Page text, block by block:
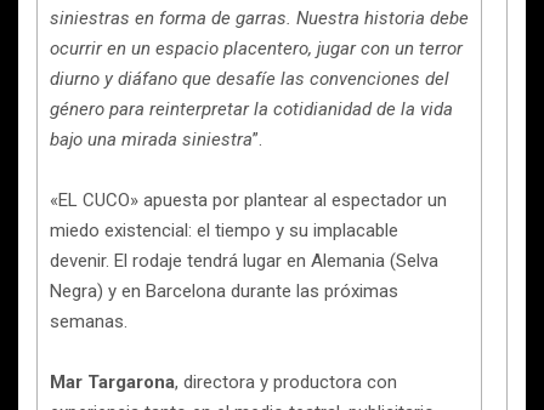
siniestras en forma de garras. Nuestra historia debe
ocurrir en un espacio placentero, jugar con un terror
diurno y diáfano que desafíe las convenciones del
género para reinterpretar la cotidianidad de la vida
bajo una mirada siniestra”.
«EL CUCO» apuesta por plantear al espectador un
miedo existencial: el tiempo y su implacable
devenir. El rodaje tendrá lugar en Alemania (Selva
Negra) y en Barcelona durante las próximas
semanas.
Mar Targarona, directora y productora con